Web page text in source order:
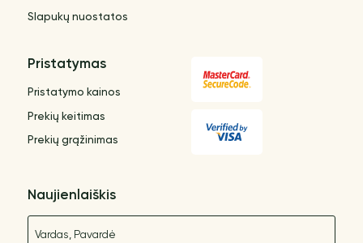
Slapukų nuostatos
Pristatymas
Pristatymo kainos
Prekių keitimas
Prekių grąžinimas
Naujienlaiškis